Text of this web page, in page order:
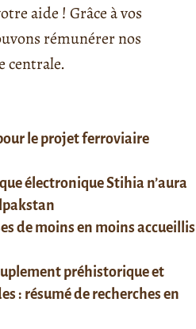
aide ! Grâce à vos
rémunérer nos
centrale.
le projet ferroviaire
électronique Stihia n’aura
de moins en moins accueillis
préhistorique et
: résumé de recherches en